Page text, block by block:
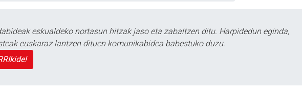
eskualdeko nortasun hitzak jaso eta zabaltzen ditu. Harpidedun eginda,
euskaraz lantzen dituen komunikabidea babestuko duzu.